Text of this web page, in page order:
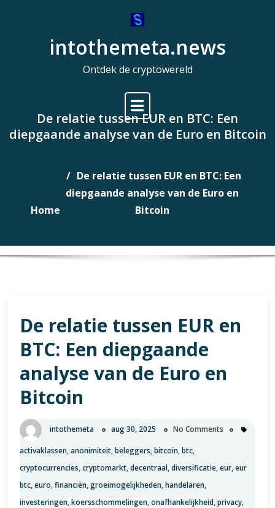
intothemeta.news
Ontdek de cryptowereld
De relatie tussen EUR en BTC: Een
diepgaande analyse van de Euro en Bitcoin
Home
De relatie tussen EUR en BTC: Een
diepgaande analyse van de Euro en
Bitcoin
De relatie tussen EUR en
BTC: Een diepgaande
analyse van de Euro en
Bitcoin
intothemeta aug 30, 2025 No Comments
activaklassen,anonimiteit,beleggers,bitcoin,btc,
cryptocurrencies,cryptomarkt,decentraal,diversificatie,eur,eur
btc,euro,financiën,groeimogelijkheden,handelaren,
investeringen,koersschommelingen,onafhankelijkheid,privacy,